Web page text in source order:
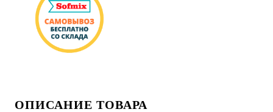
ОПИСАНИЕ ТОВАРА